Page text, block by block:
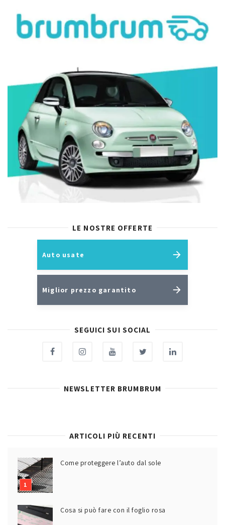
LE NOSTRE OFFERTE
Auto usate
Miglior prezzo garantito
SEGUICI SUI SOCIAL
NEWSLETTER BRUMBRUM
ARTICOLI PIÙ RECENTI
Come proteggere l’auto dal sole
Cosa si può fare con il foglio rosa